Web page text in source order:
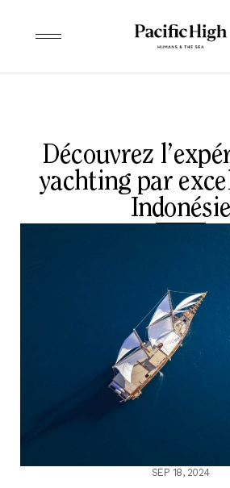
Découvrez
yachting par
Indonésie
SEP 18, 2024